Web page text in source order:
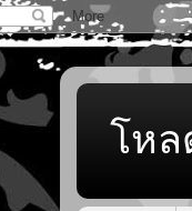
โหล